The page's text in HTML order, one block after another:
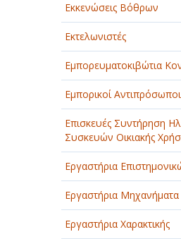
Εκκενώσεις Βόθρων
Εκτελωνιστές
Εμπορευματοκιβώτια
Εμπορικοί Αντιπρόσωποι
Επισκευές Συντήρηση
Συσκευών Οικιακής
Εργαστήρια
Εργαστήρια
Εργαστήρια Χαρακτικής